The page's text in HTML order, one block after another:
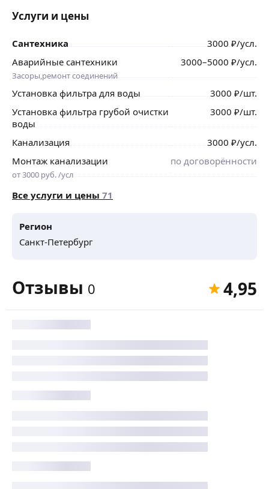
Услуги и цены
Сантехника 3000 ₽/усл.
Аварийные сантехники
Засоры,ремонт соединений
3000–5000 ₽/усл.
Установка фильтра для воды 3000 ₽/шт.
Установка фильтра грубой очистки
воды
3000 ₽/шт.
Канализация 3000 ₽/усл.
Монтаж канализации
от 3000 руб. /усл
по договорённости
Все услуги и цены 71
Регион
Санкт-Петербург
Отзывы 0 4,95